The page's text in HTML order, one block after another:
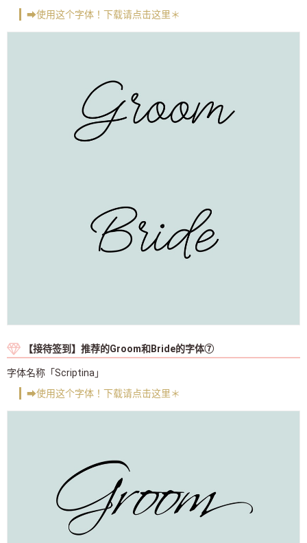
➡使用这个字体！下载请点击这里＊
【接待签到】推荐的Groom和Bride的字体⑦
字体名称「Scriptina」
➡使用这个字体！下载请点击这里＊